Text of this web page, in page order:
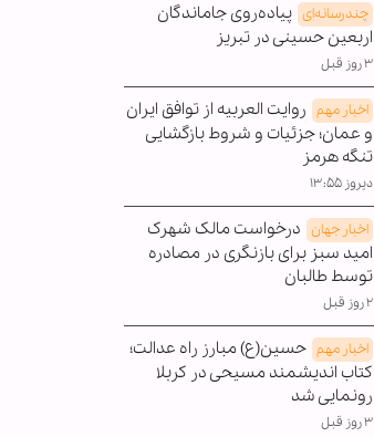
چندرسانه‌ای پیاده‌روی جاماندگان
اربعین حسینی در تبریز
۳ روز قبل
اخبار مهم روایت العربیه از توافق ایران
و عمان؛ جزئیات و شروط بازگشایی
تنگه هرمز
دیروز ۱۳:۵۵
اخبار جهان درخواست مالک شهرک
امید سبز برای بازنگری در مصادره
توسط طالبان
۲ روز قبل
اخبار مهم حسین(ع) مبارز راه عدالت؛
کتاب اندیشمند مسیحی در کربلا
رونمایی شد
۳ روز قبل